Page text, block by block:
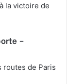
la victoire de
–
routes de Paris